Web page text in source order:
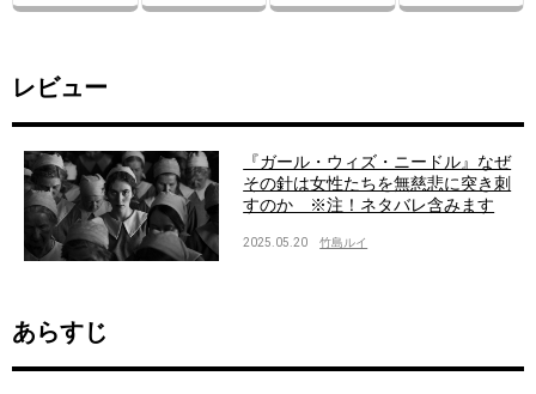
レビュー
『ガール・ウィズ・ニードル』なぜ
その針は女性たちを無慈悲に突き刺
すのか ※注！ネタバレ含みます
2025.05.20 竹島ルイ
あらすじ